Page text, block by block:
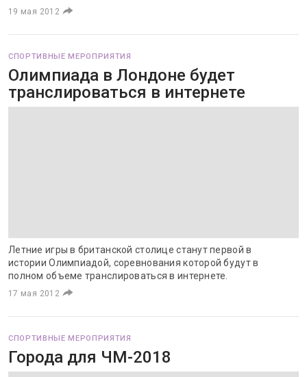
19 мая 2012
СПОРТИВНЫЕ МЕРОПРИЯТИЯ
Олимпиада в Лондоне будет
транслироваться в интернете
Летние игры в британской столице станут первой в
истории Олимпиадой, соревнования которой будут в
полном объеме транслироваться в интернете.
17 мая 2012
СПОРТИВНЫЕ МЕРОПРИЯТИЯ
Города для ЧМ-2018